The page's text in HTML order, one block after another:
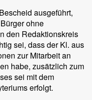
ausgeführt,
ohne
den Redaktionskreis
sei, dass der Kl. aus
zur Mitarbeit an
habe, zusätzlich zum
sei mit dem
erfolgt.